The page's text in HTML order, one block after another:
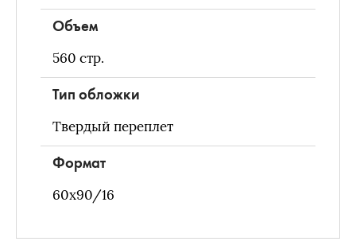
Объем
560 стр.
Тип обложки
Твердый переплет
Формат
60х90/16